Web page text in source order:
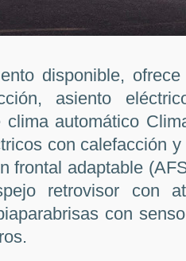
disponible,
asiento
automático
con calefacción
frontal adaptable
retrovisor con
con